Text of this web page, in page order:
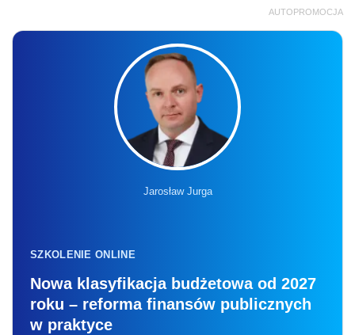
AUTOPROMOCJA
Jarosław Jurga
SZKOLENIE ONLINE
Nowa klasyfikacja budżetowa od 2027
roku – reforma finansów publicznych
w praktyce